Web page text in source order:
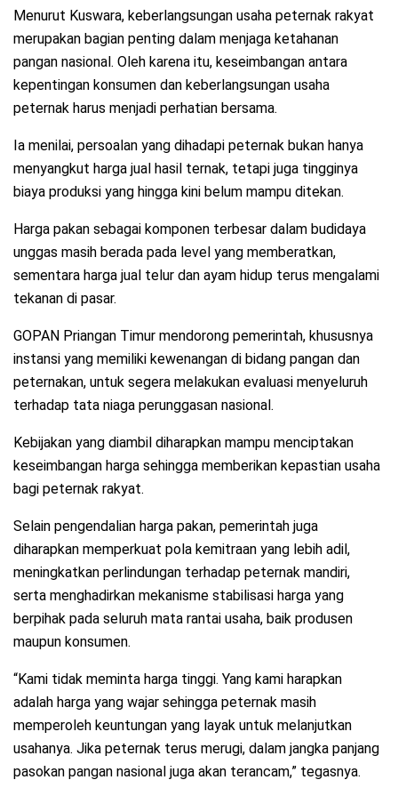
Menurut Kuswara, keberlangsungan usaha peternak rakyat
merupakan bagian penting dalam menjaga ketahanan
pangan nasional. Oleh karena itu, keseimbangan antara
kepentingan konsumen dan keberlangsungan usaha
peternak harus menjadi perhatian bersama.
Ia menilai, persoalan yang dihadapi peternak bukan hanya
menyangkut harga jual hasil ternak, tetapi juga tingginya
biaya produksi yang hingga kini belum mampu ditekan.
Harga pakan sebagai komponen terbesar dalam budidaya
unggas masih berada pada level yang memberatkan,
sementara harga jual telur dan ayam hidup terus mengalami
tekanan di pasar.
GOPAN Priangan Timur mendorong pemerintah, khususnya
instansi yang memiliki kewenangan di bidang pangan dan
peternakan, untuk segera melakukan evaluasi menyeluruh
terhadap tata niaga perunggasan nasional.
Kebijakan yang diambil diharapkan mampu menciptakan
keseimbangan harga sehingga memberikan kepastian usaha
bagi peternak rakyat.
Selain pengendalian harga pakan, pemerintah juga
diharapkan memperkuat pola kemitraan yang lebih adil,
meningkatkan perlindungan terhadap peternak mandiri,
serta menghadirkan mekanisme stabilisasi harga yang
berpihak pada seluruh mata rantai usaha, baik produsen
maupun konsumen.
“Kami tidak meminta harga tinggi. Yang kami harapkan
adalah harga yang wajar sehingga peternak masih
memperoleh keuntungan yang layak untuk melanjutkan
usahanya. Jika peternak terus merugi, dalam jangka panjang
pasokan pangan nasional juga akan terancam,” tegasnya.